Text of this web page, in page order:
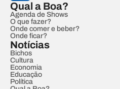
Qual a Boa?
Agenda de Shows
O que fazer?
Onde comer e beber?
Onde ficar?
Notícias
Bichos
Cultura
Economia
Educação
Política